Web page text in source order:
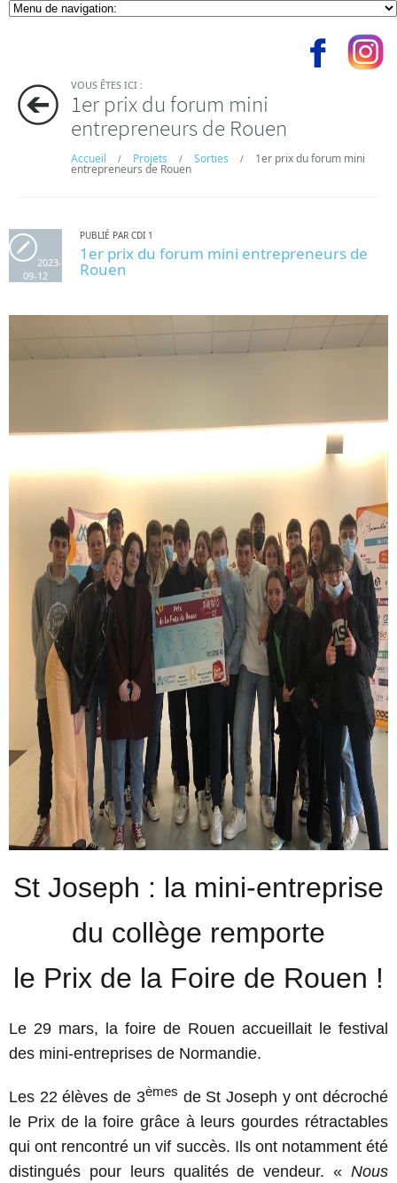
VOUS ÊTES ICI :
1er prix du forum mini
entrepreneurs de Rouen
Accueil / Projets / Sorties / 1er prix du forum mini
entrepreneurs de Rouen
2023-
09-12
PUBLIÉ PAR CDI 1
1er prix du forum mini entrepreneurs de
Rouen
St Joseph : la mini-entreprise
du collège remporte
le Prix de la Foire de Rouen !
Le 29 mars, la foire de Rouen accueillait le festival
des mini-entreprises de Normandie.
Les 22 élèves de 3èmes de St Joseph y ont décroché
le Prix de la foire grâce à leurs gourdes rétractables
qui ont rencontré un vif succès. Ils ont notamment été
distingués pour leurs qualités de vendeur. « Nous